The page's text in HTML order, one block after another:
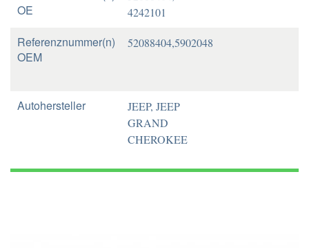
OE
4242101
Referenznummer(n)
OEM
52088404,5902048
Autohersteller
JEEP, JEEP
GRAND
CHEROKEE